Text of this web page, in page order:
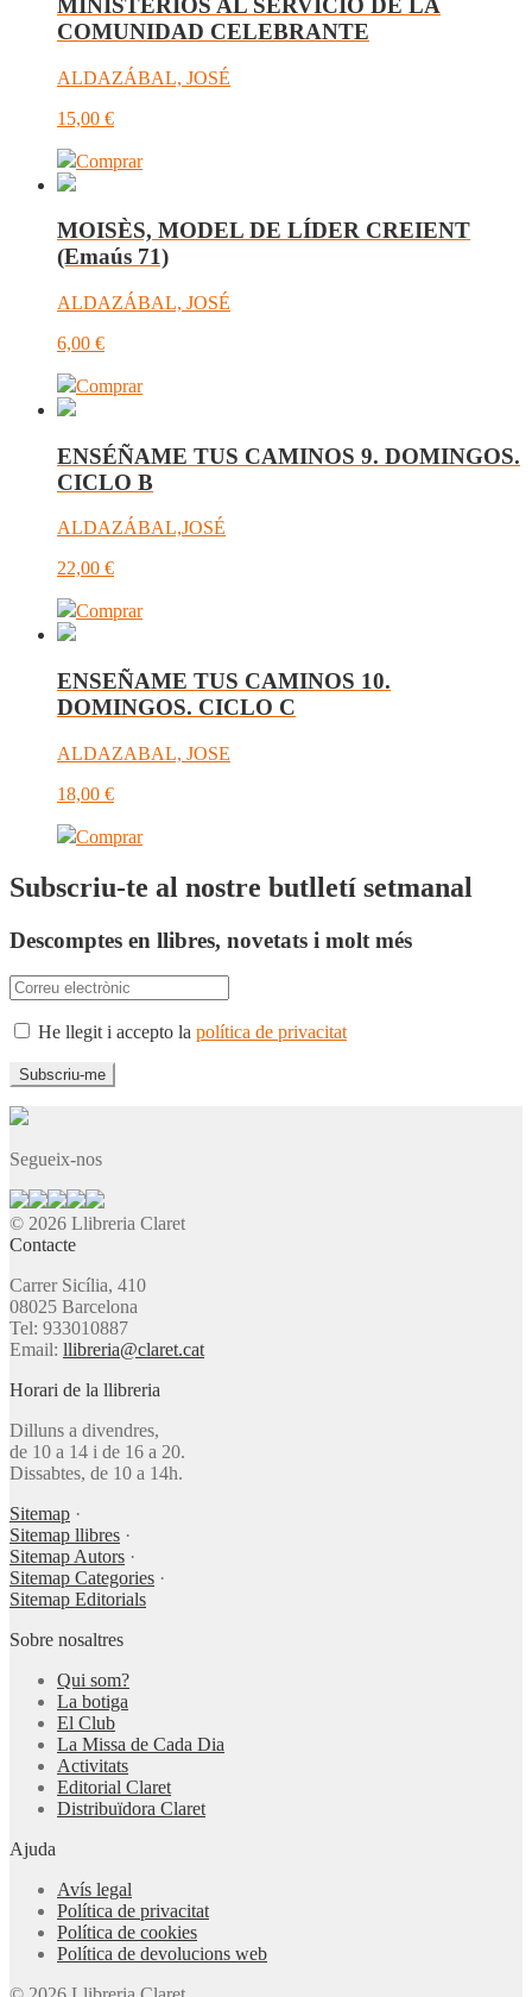
MINISTERIOS AL SERVICIO DE LA
COMUNIDAD CELEBRANTE
ALDAZÁBAL, JOSÉ
15,00 €
Comprar
MOISÈS, MODEL DE LÍDER CREIENT
(Emaús 71)
ALDAZÁBAL, JOSÉ
6,00 €
Comprar
ENSÉÑAME TUS CAMINOS 9. DOMINGOS.
CICLO B
ALDAZÁBAL,JOSÉ
22,00 €
Comprar
ENSEÑAME TUS CAMINOS 10.
DOMINGOS. CICLO C
ALDAZABAL, JOSE
18,00 €
Comprar
Subscriu-te al nostre butlletí setmanal
Descomptes en llibres, novetats i molt més
He llegit i accepto la política de privacitat
Segueix-nos
© 2026 Llibreria Claret
Contacte
Carrer Sicília, 410
08025 Barcelona
Tel: 933010887
Email: llibreria@claret.cat
Horari de la llibreria
Dilluns a divendres,
de 10 a 14 i de 16 a 20.
Dissabtes, de 10 a 14h.
Sitemap ·
Sitemap llibres ·
Sitemap Autors ·
Sitemap Categories ·
Sitemap Editorials
Sobre nosaltres
Qui som?
La botiga
El Club
La Missa de Cada Dia
Activitats
Editorial Claret
Distribuïdora Claret
Ajuda
Avís legal
Política de privacitat
Política de cookies
Política de devolucions web